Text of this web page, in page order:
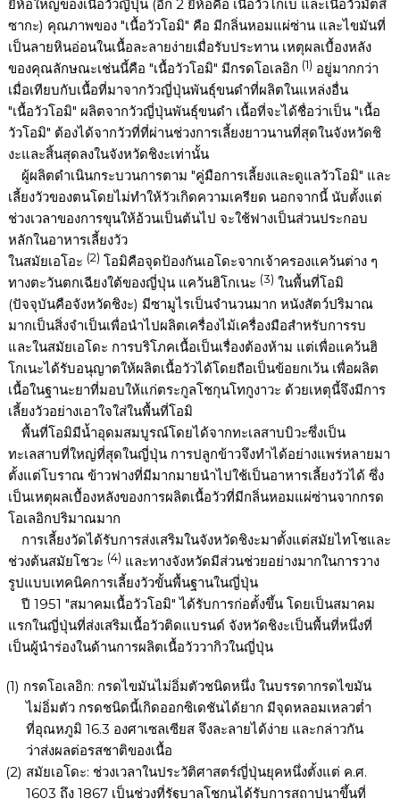
ยี่ห้อใหญ่ของเนื้อวัวญี่ปุ่น (อีก 2 ยี่ห้อคือ เนื้อวัวโกเบ และเนื้อวัวมัตสึ
ซากะ) คุณภาพของ "เนื้อวัวโอมิ" คือ มีกลิ่นหอมแผ่ซ่าน และไขมันที่
เป็นลายหินอ่อนในเนื้อละลายง่ายเมื่อรับประทาน เหตุผลเบื้องหลัง
ของคุณลักษณะเช่นนี้คือ "เนื้อวัวโอมิ" มีกรดโอเลอิก (1) อยู่มากกว่า
เมื่อเทียบกับเนื้อที่มาจากวัวญี่ปุ่นพันธุ์ขนดำที่ผลิตในแหล่งอื่น
"เนื้อวัวโอมิ" ผลิตจากวัวญี่ปุ่นพันธุ์ขนดำ เนื้อที่จะได้ชื่อว่าเป็น "เนื้อ
วัวโอมิ" ต้องได้จากวัวที่ที่ผ่านช่วงการเลี้ยงยาวนานที่สุดในจังหวัดชิ
งะและสิ้นสุดลงในจังหวัดชิงะเท่านั้น
ผู้ผลิตดำเนินกระบวนการตาม "คู่มือการเลี้ยงและดูแลวัวโอมิ" และ
เลี้ยงวัวของตนโดยไม่ทำให้วัวเกิดความเครียด นอกจากนี้ นับตั้งแต่
ช่วงเวลาของการขุนให้อ้วนเป็นต้นไป จะใช้ฟางเป็นส่วนประกอบ
หลักในอาหารเลี้ยงวัว
ในสมัยเอโอะ (2) โอมิคือจุดป้องกันเอโดะจากเจ้าครองแคว้นต่าง ๆ
ทางตะวันตกเฉียงใต้ของญี่ปุ่น แคว้นฮิโกเนะ (3) ในพื้นที่โอมิ
(ปัจจุบันคือจังหวัดชิงะ) มีซามูไรเป็นจำนวนมาก หนังสัตว์ปริมาณ
มากเป็นสิ่งจำเป็นเพื่อนำไปผลิตเครื่องไม้เครื่องมือสำหรับการรบ
และในสมัยเอโดะ การบริโภคเนื้อเป็นเรื่องต้องห้าม แต่เพื่อแคว้นฮิ
โกเนะได้รับอนุญาตให้ผลิตเนื้อวัวได้โดยถือเป็นข้อยกเว้น เพื่อผลิต
เนื้อในฐานะยาที่มอบให้แก่ตระกูลโชกุนโทกูงาวะ ด้วยเหตุนี้จึงมีการ
เลี้ยงวัวอย่างเอาใจใส่ในพื้นที่โอมิ
พื้นที่โอมิมีน้ำอุดมสมบูรณ์โดยได้จากทะเลสาบบิวะซึ่งเป็น
ทะเลสาบที่ใหญ่ที่สุดในญี่ปุ่น การปลูกข้าวจึงทำได้อย่างแพร่หลายมา
ตั้งแต่โบราณ ข้าวฟางที่มีมากมายนำไปใช้เป็นอาหารเลี้ยงวัวได้ ซึ่ง
เป็นเหตุผลเบื้องหลังของการผลิตเนื้อวัวที่มีกลิ่นหอมแผ่ซ่านจากกรด
โอเลอิกปริมาณมาก
การเลี้ยงวัดได้รับการส่งเสริมในจังหวัดชิงะมาตั้งแต่สมัยไทโชและ
ช่วงต้นสมัยโชวะ (4) และทางจังหวัดมีส่วนช่วยอย่างมากในการวาง
รูปแบบเทคนิคการเลี้ยงวัวขั้นพื้นฐานในญี่ปุ่น
ปี 1951 "สมาคมเนื้อวัวโอมิ" ได้รับการก่อตั้งขึ้น โดยเป็นสมาคม
แรกในญี่ปุ่นที่ส่งเสริมเนื้อวัวติดแบรนด์ จังหวัดชิงะเป็นพื้นที่หนึ่งที่
เป็นผู้นำร่องในด้านการผลิตเนื้อวัววากิวในญี่ปุ่น
กรดโอเลอิก: กรดไขมันไม่อิ่มตัวชนิดหนึ่ง ในบรรดากรดไขมัน
ไม่อิ่มตัว กรดชนิดนี้เกิดออกซิเดชันได้ยาก มีจุดหลอมเหลวต่ำ
ที่อุณหภูมิ 16.3 องศาเซลเซียส จึงละลายได้ง่าย และกล่าวกัน
ว่าส่งผลต่อรสชาติของเนื้อ
สมัยเอโดะ: ช่วงเวลาในประวัติศาสตร์ญี่ปุ่นยุคหนึ่งตั้งแต่ ค.ศ.
1603 ถึง 1867 เป็นช่วงที่รัฐบาลโชกุนได้รับการสถาปนาขึ้นที่